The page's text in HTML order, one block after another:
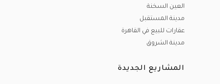
العين السخنة
مدينة المستقبل
عقارات للبيع في القاهرة
مدينة الشروق
المشاريع الجديدة